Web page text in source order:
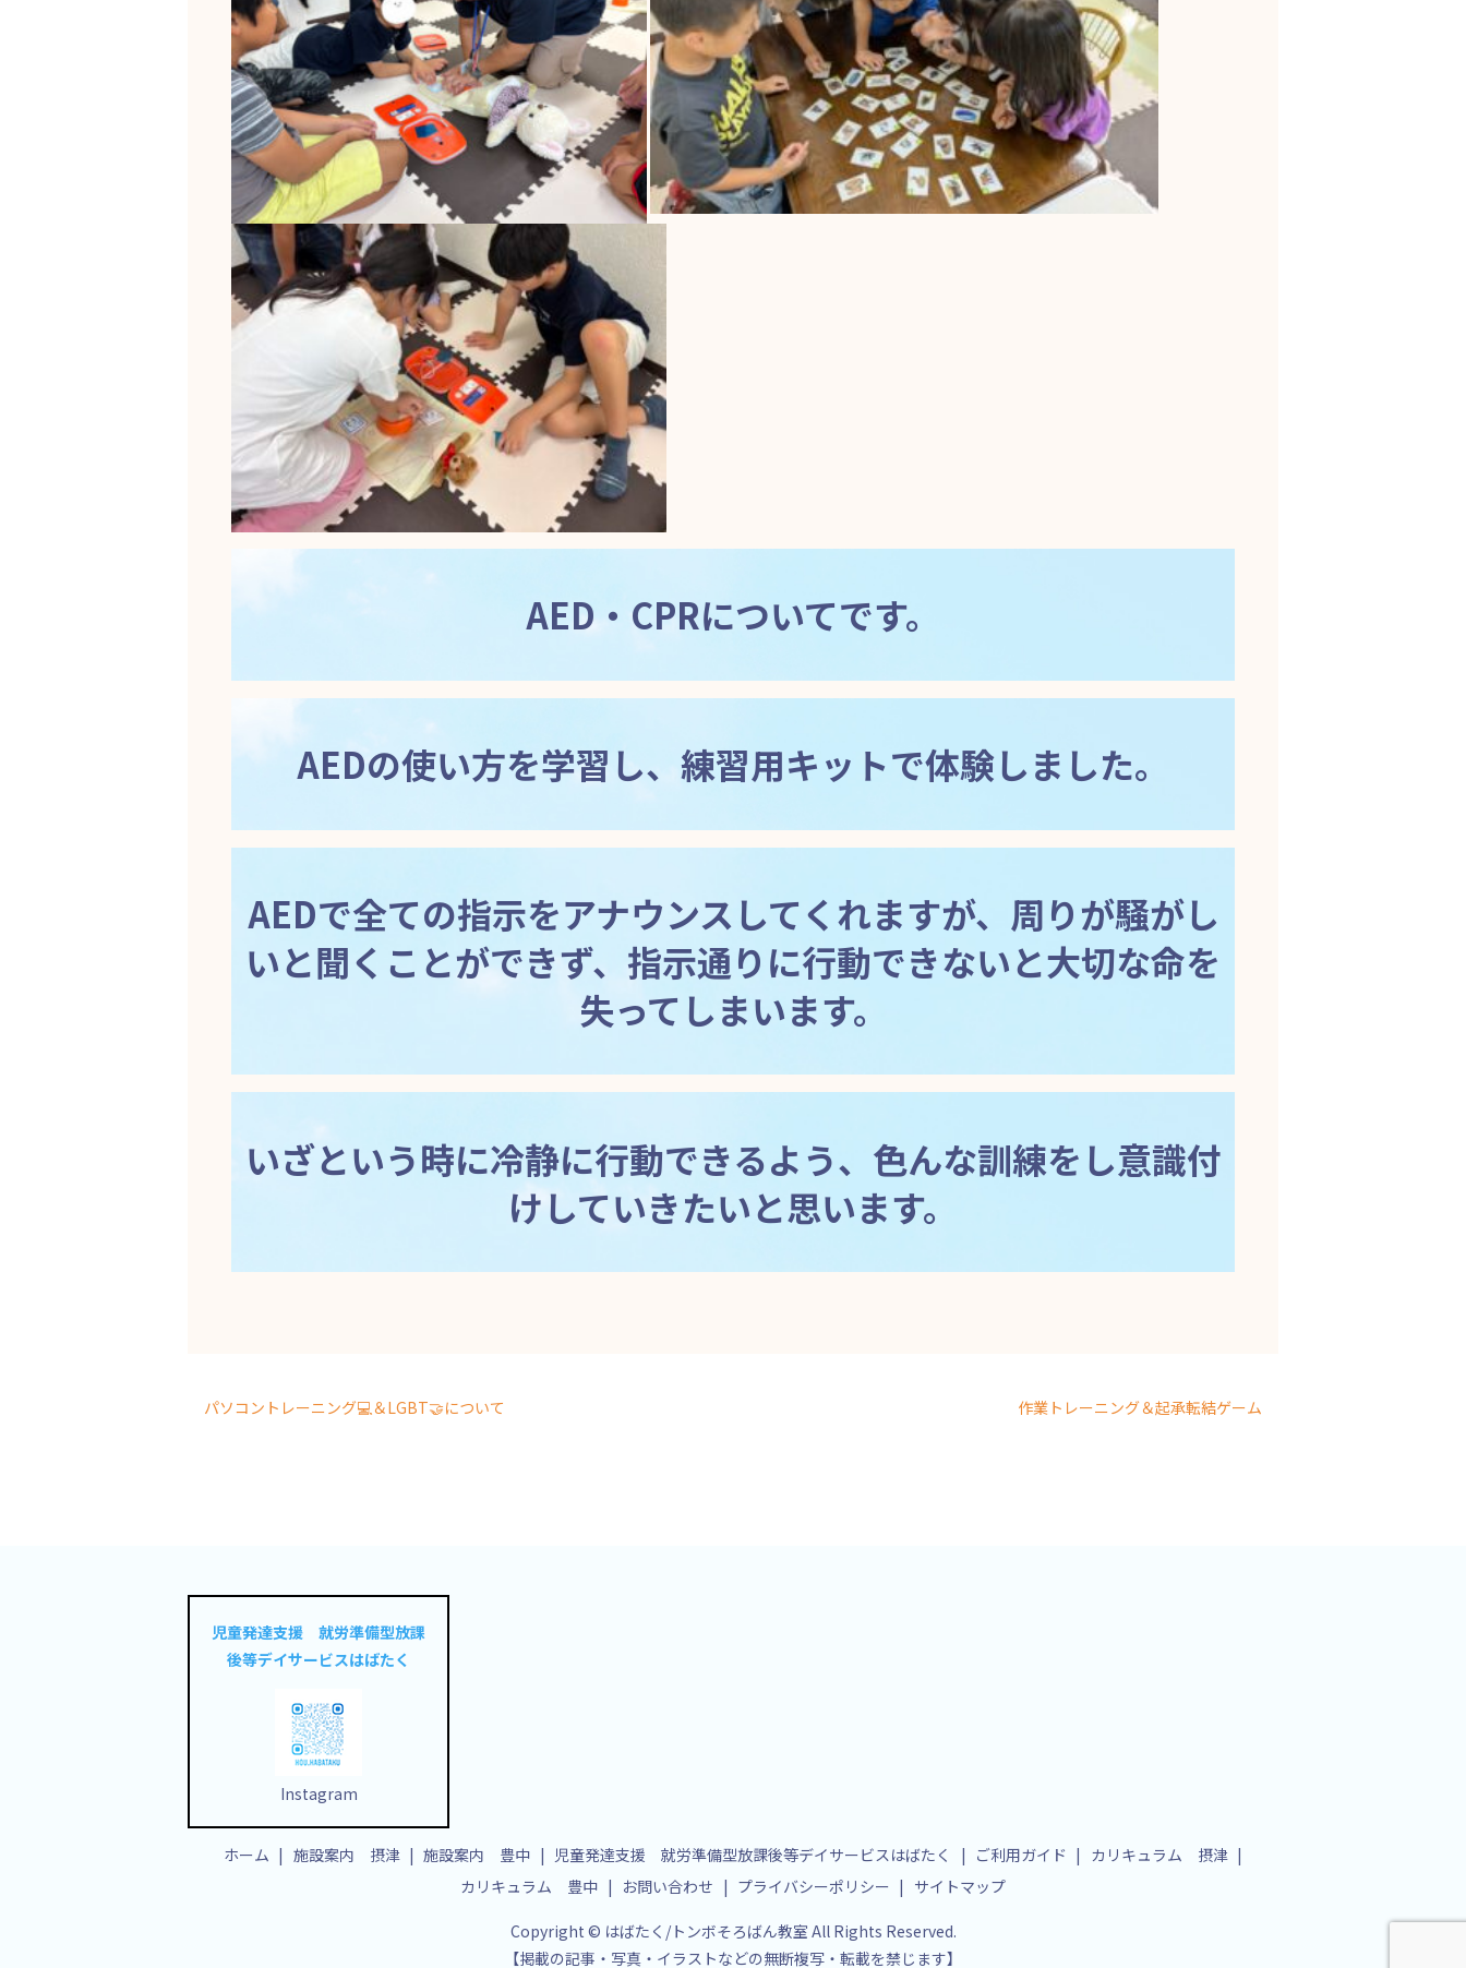
AED・CPRについてです。
AEDの使い方を学習し、練習用キットで体験しました。
AEDで全ての指示をアナウンスしてくれますが、周りが騒がし
いと聞くことができず、指示通りに行動できないと大切な命を
失ってしまいます。
いざという時に冷静に行動できるよう、色んな訓練をし意識付
けしていきたいと思います。
パソコントレーニング💻＆LGBT🤝について 作業トレーニング＆起承転結ゲーム
児童発達支援 就労準備型放課
後等デイサービスはばたく
Instagram
ホーム 施設案内 摂津 施設案内 豊中 児童発達支援 就労準備型放課後等デイサービスはばたく ご利用ガイド
カリキュラム 摂津
カリキュラム 豊中
お問い合わせ プライバシーポリシー サイトマップ
Copyright © はばたく/トンボそろばん教室 All Rights Reserved.
【掲載の記事・写真・イラストなどの無断複写・転載を禁じます】